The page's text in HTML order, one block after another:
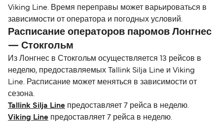
Viking Line. Время переправы может варьироваться в
зависимости от оператора и погодных условий.
Расписание операторов паромов Лонгнес
— Стокгольм
Из Лонгнес в Стокгольм осуществляется 13 рейсов в
неделю, предоставляемых Tallink Silja Line и Viking
Line. Расписание может меняться в зависимости от
сезона.
Tallink Silja Line предоставляет 7 рейса в неделю.
Viking Line предоставляет 7 рейса в неделю.